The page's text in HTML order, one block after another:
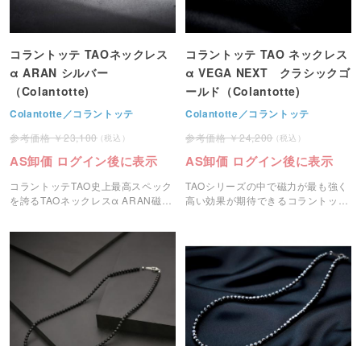
コラントッテ TAOネックレス
α ARAN シルバー
（Colantotte)
Colantotte／コラントッテ
23,100
AS卸価 ログイン後に表示
コラントッテTAO史上最高スペック
を誇るTAOネックレスα ARAN磁気
コラントッテ TAO ネックレス
α VEGA NEXT クラシックゴ
ールド（Colantotte)
Colantotte／コラントッテ
24,200
AS卸価 ログイン後に表示
TAOシリーズの中で磁力が最も強く
高い効果が期待できるコラントッテ